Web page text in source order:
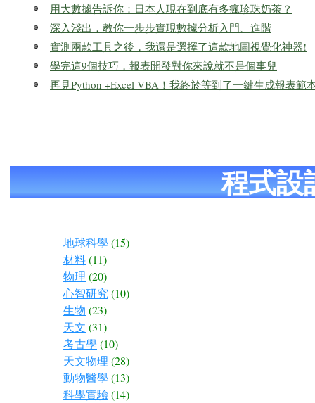
用大數據告訴你：日本人現在到底有多瘋珍珠奶茶？
深入淺出，教你一步步實現數據分析入門、進階
實測兩款工具之後，我還是選擇了這款地圖視覺化神器!
學完這9個技巧，報表開發對你來說就不是個事兒
再見Python +Excel VBA！我終於等到了一鍵生成報表範
程式設
地球科學(15)
材料(11)
物理 (20)
心智研究(10)
生物 (23)
天文 (31)
考古學(10)
天文物理 (28)
動物醫學(13)
科學實驗(14)